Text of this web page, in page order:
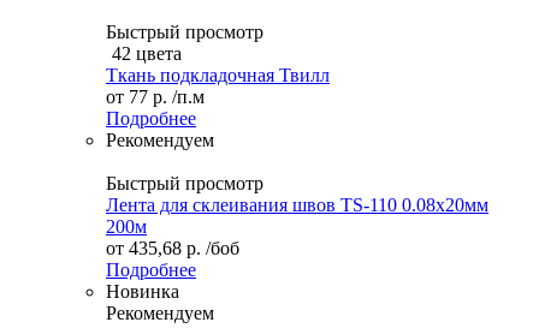
Быстрый просмотр
42 цвета
Ткань подкладочная Твилл
от 77 р. /п.м
Подробнее
Рекомендуем
Быстрый просмотр
Лента для склеивания швов TS-110 0.08х20мм
200м
от 435,68 р. /боб
Подробнее
Новинка
Рекомендуем